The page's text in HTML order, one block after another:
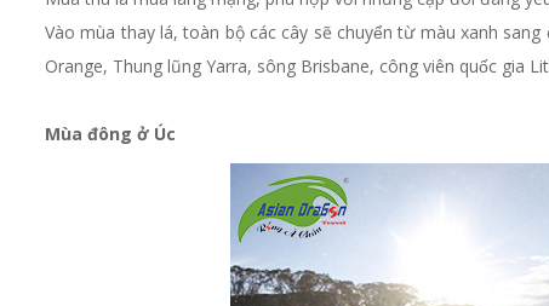
Vào mùa thay lá, toàn bộ các cây sẽ chuyển từ màu xanh
Orange, Thung lũng Yarra, sông Brisbane, công viên quốc gia
Mùa đông ở Úc